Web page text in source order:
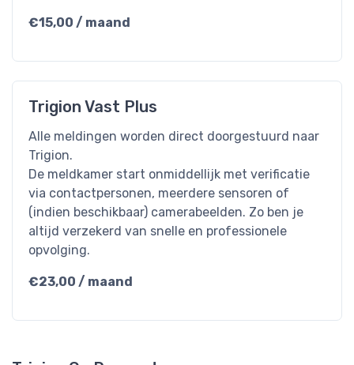
€15,00 / maand
Trigion Vast Plus
Alle meldingen worden direct doorgestuurd naar
Trigion.
De meldkamer start onmiddellijk met verificatie
via contactpersonen, meerdere sensoren of
(indien beschikbaar) camerabeelden. Zo ben je
altijd verzekerd van snelle en professionele
opvolging.
€23,00 / maand